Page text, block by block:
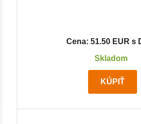
Cena: 51.50 EUR s
Skladom
KÚPIŤ